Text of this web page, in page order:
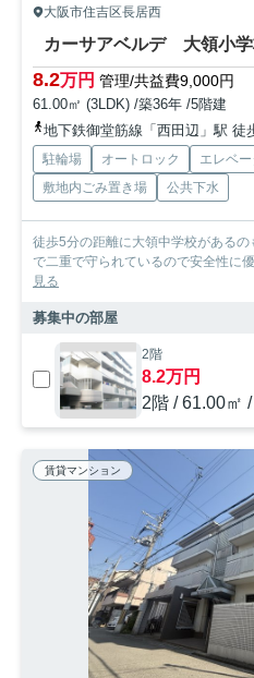
大阪市住吉区長居西
カーサアベルデ 大領小
8.2万円 管理/共益費9,000円
61.00㎡ (3LDK) /築36年 /5階建
地下鉄御堂筋線「西田辺」駅 徒
駐輪場 オートロック エレベ
敷地内ごみ置き場
公共下水
徒歩5分の距離に大領中学校がある
で二重で守られているので安全性に
見る
募集中の部屋
2階
8.2万円
2階 / 61.00㎡
賃貸マンション